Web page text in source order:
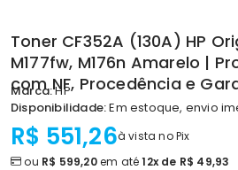
Toner CF352A (130A) HP
M177fw, M176n Amarelo |
com NF, Procedência e
Marca:HP
Disponibilidade:Em estoque, envio
R$ 551,26à vista no Pix
ou R$ 599,20em até12x de R$ 49,93